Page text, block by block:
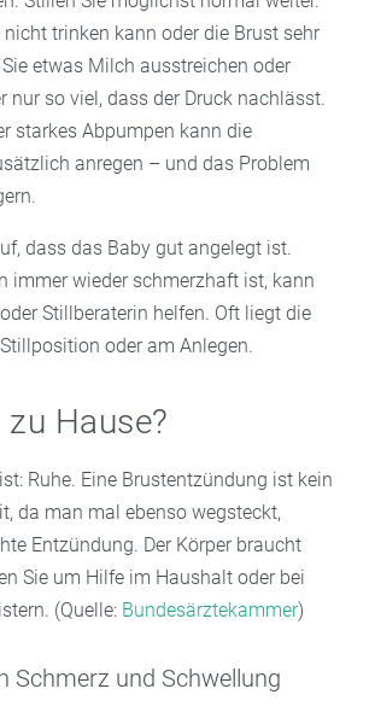
trinken kann oder die Brust sehr
etwas Milch ausstreichen oder
nur so viel, dass der Druck nachlässt.
starkes Abpumpen kann die
anregen – und das Problem
dass das Baby gut angelegt ist.
immer wieder schmerzhaft ist, kann
Stillberaterin helfen. Oft liegt die
oder am Anlegen.
Hause?
Ruhe. Eine Brustentzündung ist kein
da man mal ebenso wegsteckt,
Entzündung. Der Körper braucht
Sie um Hilfe im Haushalt oder bei
(Quelle: Bundesärztekammer)
Schmerz und Schwellung